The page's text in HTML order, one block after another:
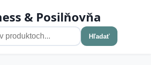
& Posilňovňa
Hľadať